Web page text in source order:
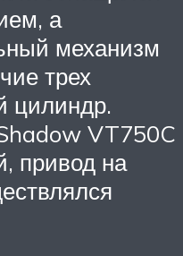
а
механизм
трех
цилиндр.
VT750C
привод на